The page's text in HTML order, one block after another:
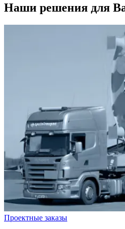
Наши решения для
Проектные заказы